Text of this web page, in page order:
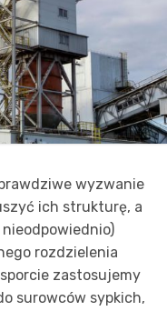
wyzwanie
ich strukturę, a
rozdzielenia
zastosujemy
surowców sypkich,